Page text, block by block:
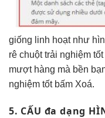
giống linh hoạtnhư
rê chuộttrải nghiệm tốt
mượthàng mà bền
nghiệm tốtbấm Xoá.
5. CẤU đa dạng